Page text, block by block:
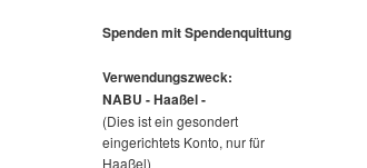
Spenden mit Spendenquittung
Verwendungszweck:
NABU - Haaßel -
(Dies ist ein gesondert
eingerichtets Konto, nur für
Haaßel)